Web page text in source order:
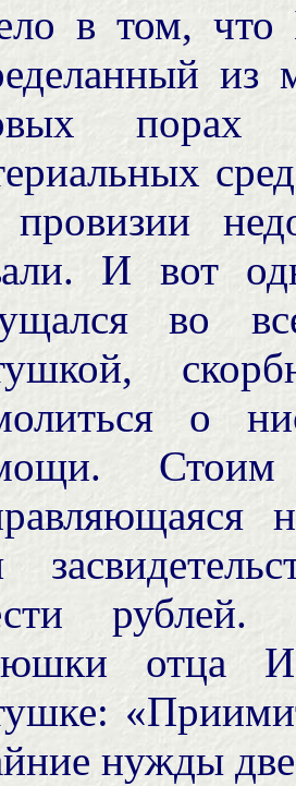
в том, что
из
порах
И вот
во
о
рублей.
отца
нужды